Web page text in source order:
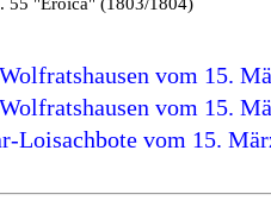
vom 15.
vom 15.
Loisachbote vom 15.